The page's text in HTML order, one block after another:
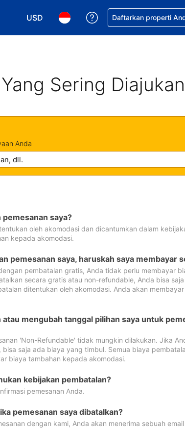
USD
Pilih mata uang Anda. Mata uang Anda
Pilih bahasa Anda. Bahasa Anda
Dapatkan bantuan
Daftarkan properti
Sering Diajukan
Anda
saya?
oleh akomodasi dan dicantumkan dalam
kepada akomodasi.
pemesanan saya, haruskah saya membayar
pembatalan gratis, Anda tidak perlu membayar
secara gratis atau non-refundable, Anda bisa
ditentukan oleh akomodasi. Anda akan
atau mengubah tanggal pilihan saya untuk
'Non-Refundable' tidak mungkin dilakukan. Jika
bisa saja ada biaya yang timbul. Semua biaya
biaya tambahan kepada akomodasi.
kebijakan pembatalan?
pemesanan Anda.
pemesanan saya dibatalkan?
dengan kami, Anda akan menerima sebuah